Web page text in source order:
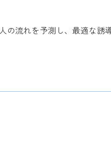
の流れを予測し、最適な誘